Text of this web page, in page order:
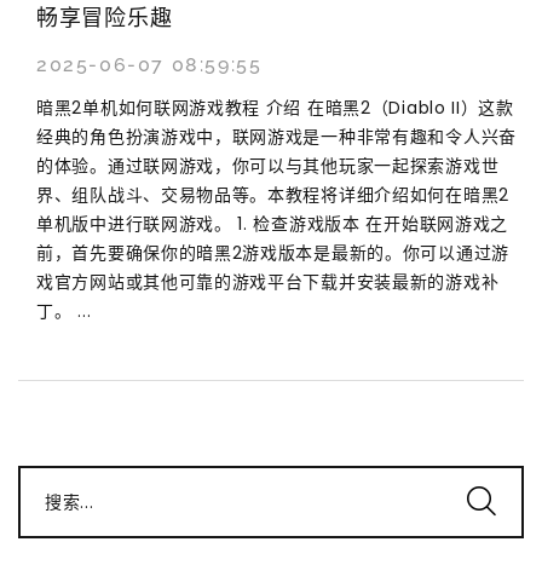
畅享冒险乐趣
2025-06-07 08:59:55
暗黑2单机如何联网游戏教程 介绍 在暗黑2（Diablo II）这款
经典的角色扮演游戏中，联网游戏是一种非常有趣和令人兴奋
的体验。通过联网游戏，你可以与其他玩家一起探索游戏世
界、组队战斗、交易物品等。本教程将详细介绍如何在暗黑2
单机版中进行联网游戏。 1. 检查游戏版本 在开始联网游戏之
前，首先要确保你的暗黑2游戏版本是最新的。你可以通过游
戏官方网站或其他可靠的游戏平台下载并安装最新的游戏补
丁。 ...
搜索...